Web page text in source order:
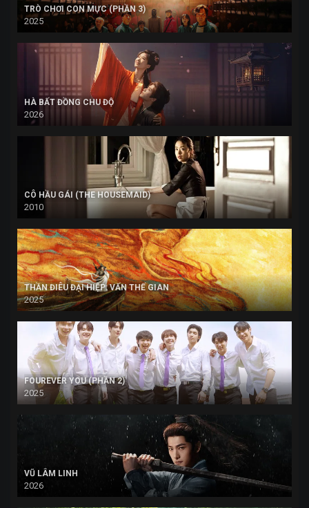
TRÒ CHƠI CON MỰC (PHẦN 3)
2025
HÀ BẤT ĐỒNG CHU ĐỘ
2026
CÔ HẦU GÁI (THE HOUSEMAID)
2010
THẦN ĐIÊU ĐẠI HIỆP: VẤN THẾ GIAN
2025
FOUREVER YOU (PHẦN 2)
2025
VŨ LÂM LINH
2026